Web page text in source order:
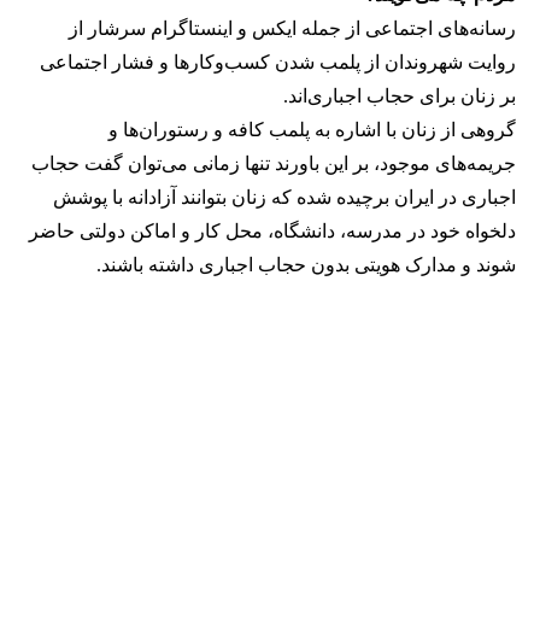
رسانه‎‌های اجتماعی از جمله ایکس و اینستاگرام سرشار از
روایت شهروندان از پلمب شدن کسب‌وکارها و فشار اجتماعی
بر زنان برای حجاب اجباری‌اند.
گروهی از زنان با اشاره به پلمب کافه و رستوران‌ها و
جریمه‌های موجود، بر این باورند تنها زمانی می‌توان گفت حجاب
اجباری در ایران برچیده شده که زنان بتوانند آزادانه با پوشش
دلخواه خود در مدرسه، دانشگاه، محل کار و اماکن دولتی حاضر
شوند و مدارک هویتی بدون حجاب اجباری داشته باشند.